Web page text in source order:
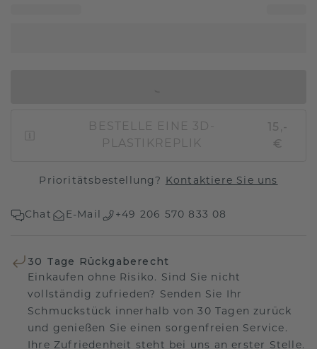
BESTELLE EINE 3D-
PLASTIKREPLIK
15,-
€
Prioritätsbestellung? Kontaktiere Sie uns
Chat E-Mail +49 206 570 833 08
30 Tage Rückgaberecht
Einkaufen ohne Risiko. Sind Sie nicht
vollständig zufrieden? Senden Sie Ihr
Schmuckstück innerhalb von 30 Tagen zurück
und genießen Sie einen sorgenfreien Service.
Ihre Zufriedenheit steht bei uns an erster Stelle.